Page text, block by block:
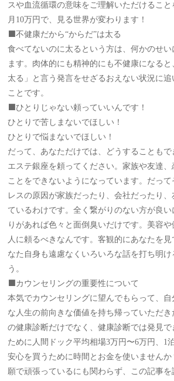
スや血流循環の意味をご理解いただけること
月10万円で、見る世界が変わります！
⬛️不健康だから“からだ”は太る
食べてないのに太るという方は、何かのせい
ます。肉体的にも精神的にも不健康になる
太る」と言う発言をせざるおえない状況に追
ことです。
⬛️ひとりじゃない頼っていいんです！
ひとりで苦しまないでほしい！
ひとりで悩まないでほしい！
だって、あなただけでは、どうすることも
エステ銀座を頼ってください。家族や友達、
ことをできないようになっています。だっ
レスの原因が家族だったり、会社だったり
ているわけです。全く繋がりのない方が良
りがあれば色々と面倒臭いだけです。美容
人に頼るべきなんです。客観的にあなたを
なた自身も遠慮なくいろいろな話を打ち明け
う。
⬛️カウンセリングの重要性について
本気でカウンセリングに望んでもらって、
な人生の前向きな価値を持ち帰っていただき
の健康診断だけでなく、健康診断では発見
ために人間ドック平均相場3万円〜6万円、1
安心を買うために時間とお金を使いません
願で頑張っているにも関わらず、この記事